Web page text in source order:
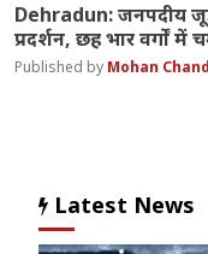
Dehradun: जनपदीय
प्रदर्शन, छह भार वर्गों में
Mohan
Latest News